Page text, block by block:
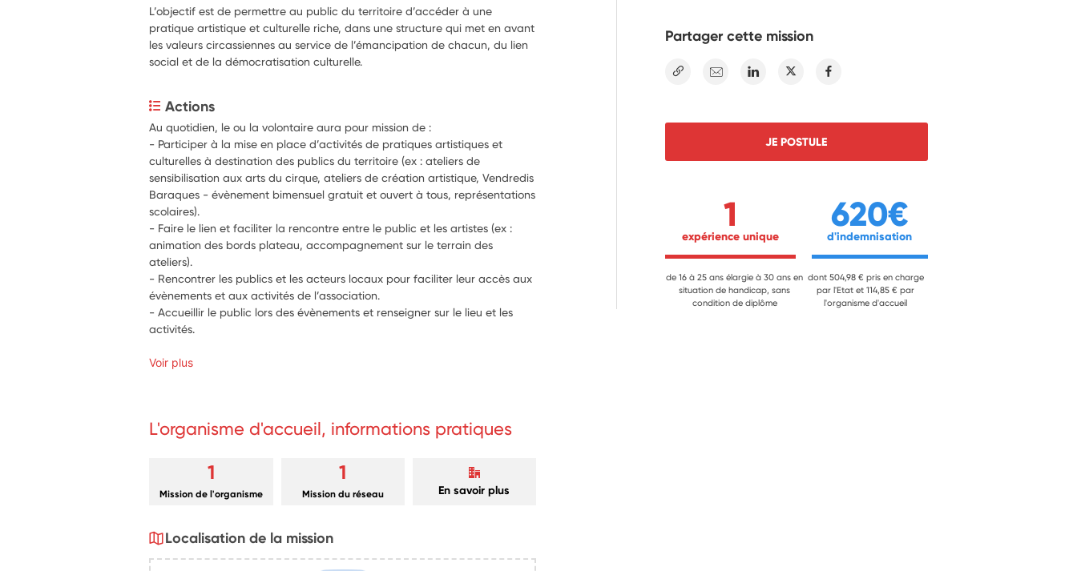
L’objectif est de permettre au public du territoire d’accéder à une
pratique artistique et culturelle riche, dans une structure qui met en avant
les valeurs circassiennes au service de l’émancipation de chacun, du lien
social et de la démocratisation culturelle.
Actions
Au quotidien, le ou la volontaire aura pour mission de :
- Participer à la mise en place d’activités de pratiques artistiques et
culturelles à destination des publics du territoire (ex : ateliers de
sensibilisation aux arts du cirque, ateliers de création artistique, Vendredis
Baraques - évènement bimensuel gratuit et ouvert à tous, représentations
scolaires).
- Faire le lien et faciliter la rencontre entre le public et les artistes (ex :
animation des bords plateau, accompagnement sur le terrain des
ateliers).
- Rencontrer les publics et les acteurs locaux pour faciliter leur accès aux
évènements et aux activités de l’association.
- Accueillir le public lors des évènements et renseigner sur le lieu et les
Voir plus
L'organisme d'accueil, informations pratiques
1
Mission de l'organisme
1
Mission du réseau En savoir plus
Localisation de la mission
Partager cette mission
E-mail Linkedin Twitter
JE POSTULE
1
expérience unique
de 16 à 25 ans élargie à 30 ans en
situation de handicap, sans
condition de diplôme
620€
d'indemnisation
dont 504,98 € pris en charge
par l'Etat et 114,85 € par
l'organisme d'accueil